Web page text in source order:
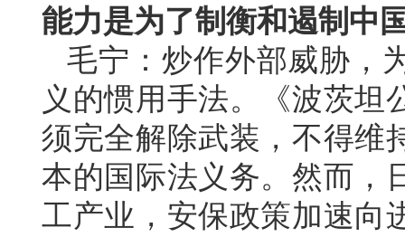
能力是为了制衡和遏制中
毛宁：炒作外部威胁，
义的惯用手法。《波茨坦
须完全解除武装，不得维
本的国际法义务。然而，
工产业，安保政策加速向